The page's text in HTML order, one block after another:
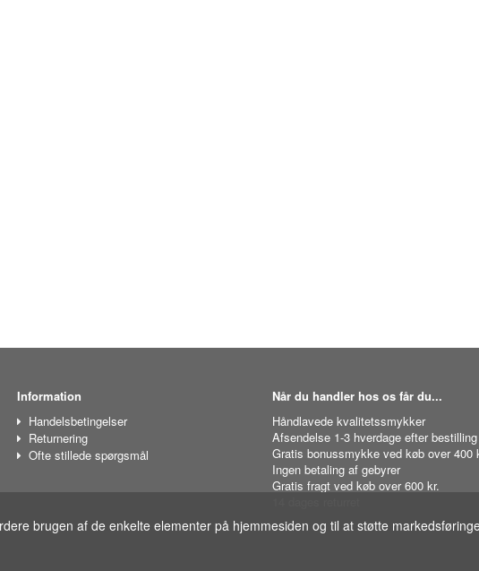
Information
Handelsbetingelser
Returnering
Ofte stillede spørgsmål
Når du handler hos os får du...
Håndlavede kvalitetssmykker
Afsendelse 1-3 hverdage efter bestilling
Gratis bonussmykke ved køb over 400
Ingen betaling af gebyrer
Gratis fragt ved køb over 600 kr.
brugen af de enkelte elementer på hjemmesiden og til at støtte